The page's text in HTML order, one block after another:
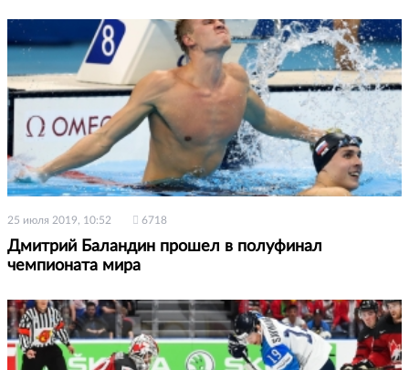
25 июля 2019, 10:52 6718
Дмитрий Баландин прошел в полуфинал
чемпионата мира